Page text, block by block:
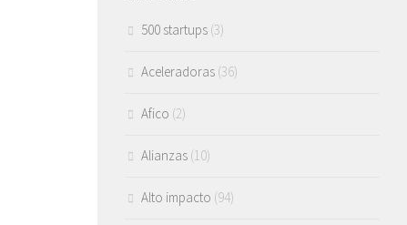
500 startups (3)
Aceleradoras (36)
Afico (2)
Alianzas (10)
Alto impacto (94)